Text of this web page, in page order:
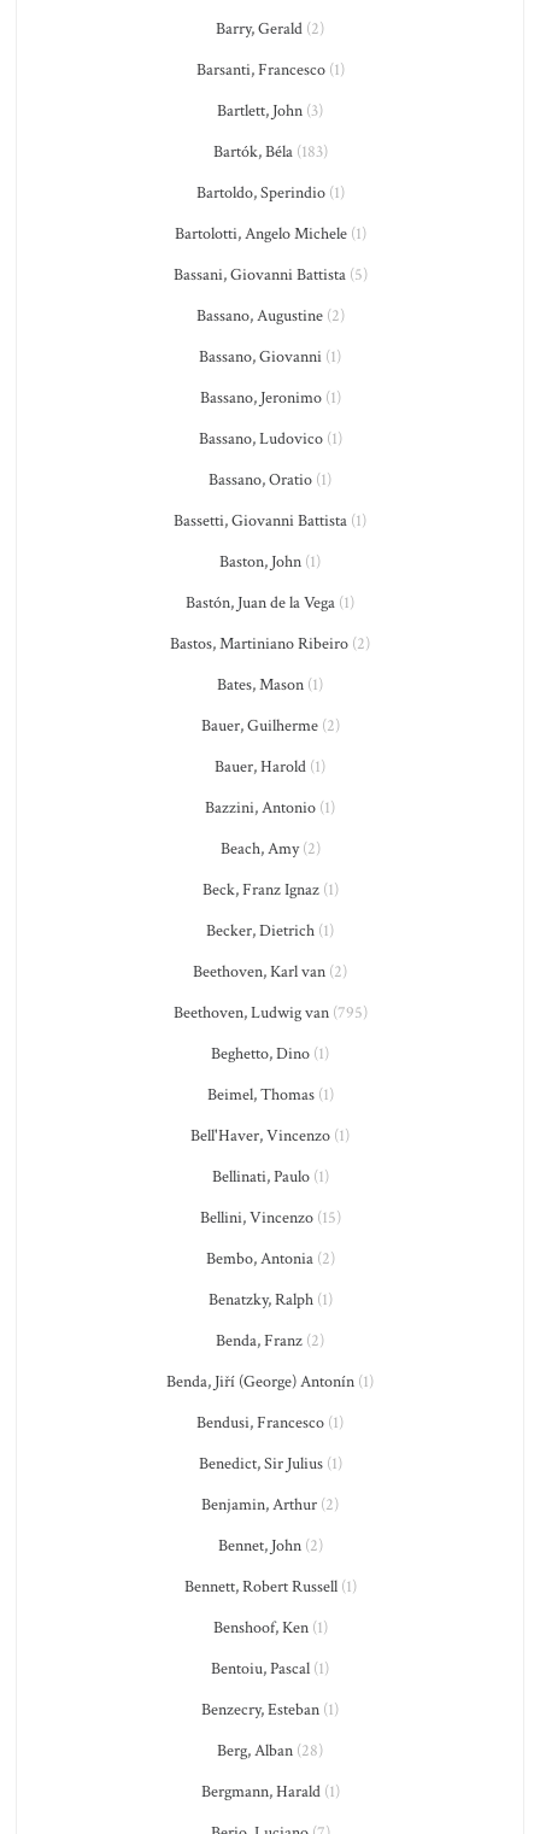
Barry, Gerald (2)
Barsanti, Francesco(1)
Bartlett, John (3)
Bartók, Béla(183)
Bartoldo, Sperindio(1)
Bartolotti, Angelo Michele(1)
Bassani, Giovanni Battista(5)
Bassano, Augustine(2)
Bassano, Giovanni (1)
Bassano, Jeronimo(1)
Bassano, Ludovico(1)
Bassano, Oratio (1)
Bassetti, Giovanni Battista (1)
Baston, John (1)
Bastón, Juan de la Vega (1)
Bastos, Martiniano Ribeiro (2)
Bates, Mason (1)
Bauer, Guilherme(2)
Bauer, Harold (1)
Bazzini, Antonio (1)
Beach, Amy(2)
Beck, Franz Ignaz(1)
Becker, Dietrich (1)
Beethoven, Karl van (2)
Beethoven, Ludwig van(795)
Beghetto, Dino (1)
Beimel, Thomas(1)
Bell'Haver, Vincenzo (1)
Bellinati, Paulo(1)
Bellini, Vincenzo(15)
Bembo, Antonia(2)
Benatzky, Ralph(1)
Benda, Franz (2)
Benda, Jiří (George) Antonín (1)
Bendusi, Francesco (1)
Benedict, Sir Julius(1)
Benjamin, Arthur (2)
Bennet, John(2)
Bennett, Robert Russell(1)
Benshoof, Ken(1)
Bentoiu, Pascal (1)
Benzecry, Esteban (1)
Berg, Alban (28)
Bergmann, Harald(1)